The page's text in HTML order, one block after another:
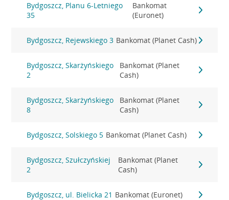
Bydgoszcz, Planu 6-Letniego
35
Bankomat
(Euronet)
Bydgoszcz, Rejewskiego 3 Bankomat (Planet Cash)
Bydgoszcz, Skarżyńskiego
2
Bankomat (Planet
Cash)
Bydgoszcz, Skarżyńskiego
8
Bankomat (Planet
Cash)
Bydgoszcz, Solskiego 5 Bankomat (Planet Cash)
Bydgoszcz, Szułczyńskiej
2
Bankomat (Planet
Cash)
Bydgoszcz, ul. Bielicka 21 Bankomat (Euronet)